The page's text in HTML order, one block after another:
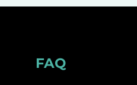
Footer
FAQ